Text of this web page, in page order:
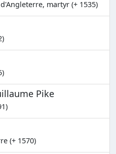
martyr (+ 1535)
Pike
(+ 1570)